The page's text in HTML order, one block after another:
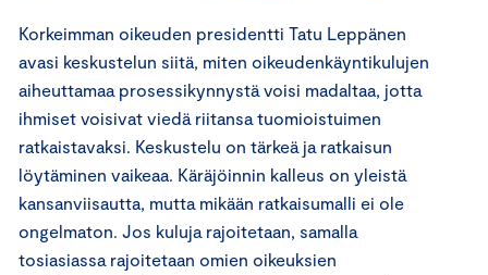
Korkeimman oikeuden presidentti Tatu Leppänen
avasi keskustelun siitä, miten oikeudenkäyntikulujen
aiheuttamaa prosessikynnystä voisi madaltaa, jotta
ihmiset voisivat viedä riitansa tuomioistuimen
ratkaistavaksi. Keskustelu on tärkeä ja ratkaisun
löytäminen vaikeaa. Käräjöinnin kalleus on yleistä
kansanviisautta, mutta mikään ratkaisumalli ei ole
ongelmaton. Jos kuluja rajoitetaan, samalla
tosiasiassa rajoitetaan omien oikeuksien